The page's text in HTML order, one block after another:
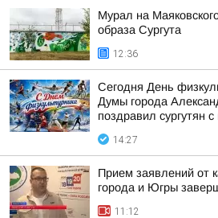
Мурал на
образа Сургута
12:36
Сегодня День
Думы города
поздравил сургутян
14:27
Прием заявлений от
города и Югры
11:12